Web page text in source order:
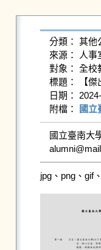
分類： 其他
來源： 人事
對象： 全校
標題： 【傑
日期： 2024-
附檔：
國立
國立臺南大
jpg、png、gif